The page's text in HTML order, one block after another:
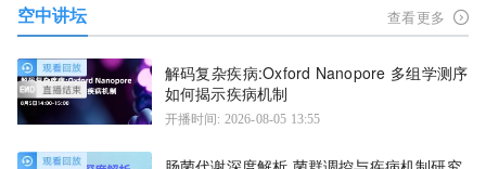
空中讲坛 查看更多
解码复杂疾病:Oxford Nanopore 多组学测序
如何揭示疾病机制
开播时间: 2026-08-05 13:55